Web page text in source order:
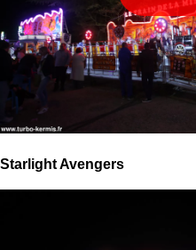
Starlight Avengers